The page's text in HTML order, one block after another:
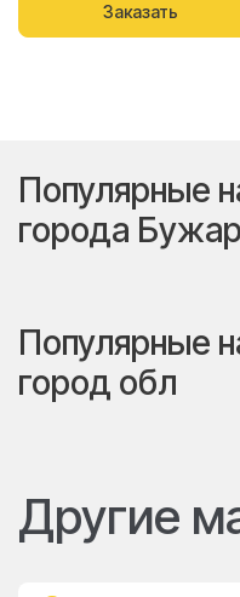
Заказать
Популярные
города
Популярные
город обл
Другие